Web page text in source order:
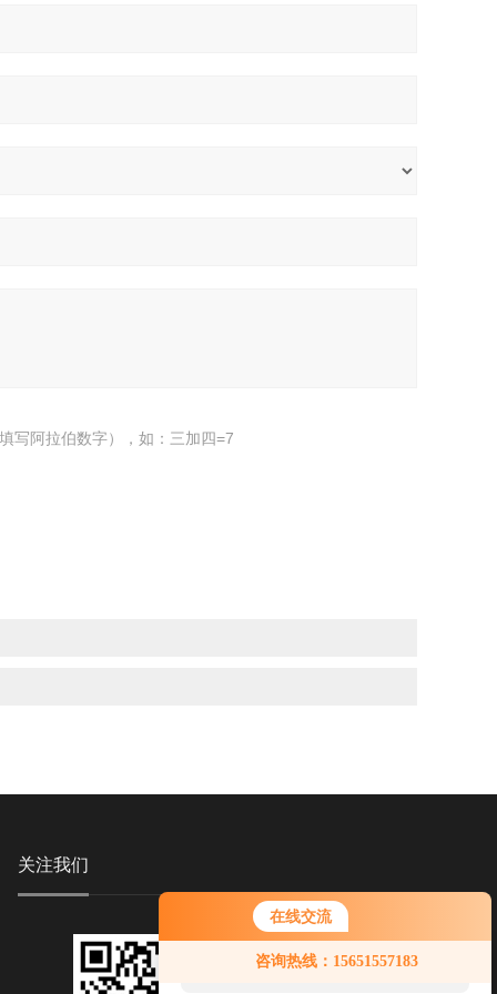
在线交流
咨询热线：15651557183
您好！欢迎前来咨询，很高兴为您
服务，请问您要咨询什么问题呢？
写阿拉伯数字），如：三加四=7
关注我们